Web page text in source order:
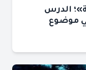
الدرس
موضوع